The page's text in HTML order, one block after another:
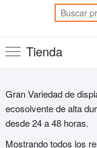
Tienda
Gran Variedad de
ecosolvente de alta
desde 24 a 48 horas.
Mostrando todos los